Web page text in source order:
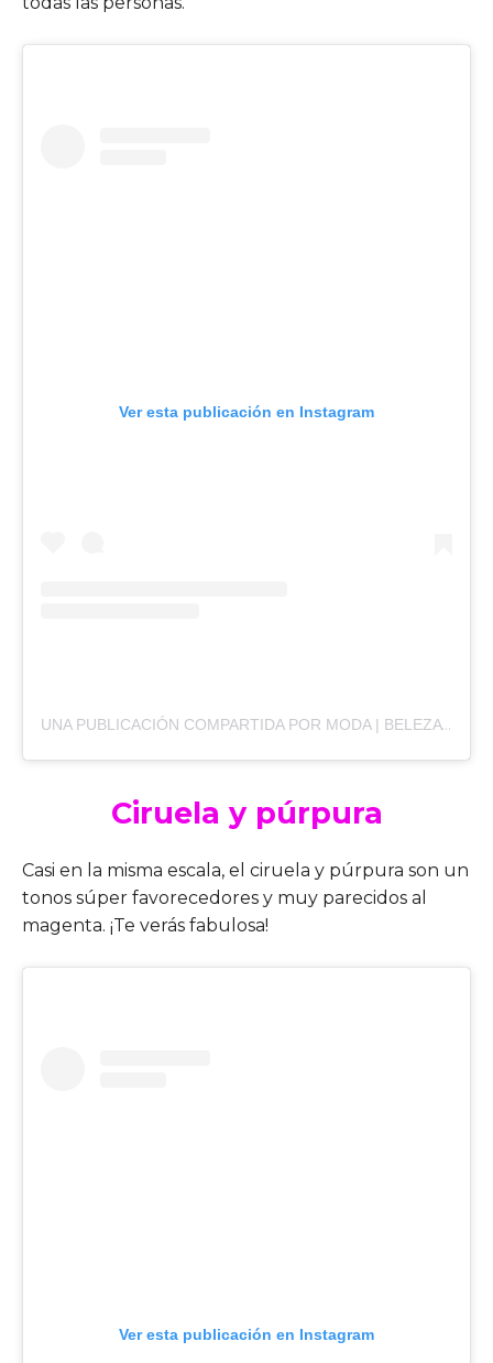
Ver esta publicación en Instagram
UNA PUBLICACIÓN COMPARTIDA POR MODA | BELEZA | COMPORTAMENTO (@GLANZFASHIONOFICIAL)
Ciruela y púrpura
Casi en la misma escala, el ciruela y púrpura son un
tonos súper favorecedores y muy parecidos al
magenta. ¡Te verás fabulosa!
Ver esta publicación en Instagram